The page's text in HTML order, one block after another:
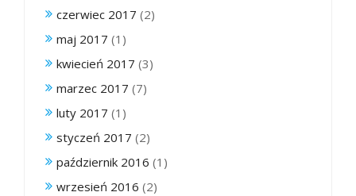
czerwiec 2017 (2)
maj 2017 (1)
kwiecień 2017 (3)
marzec 2017 (7)
luty 2017 (1)
styczeń 2017 (2)
październik 2016 (1)
wrzesień 2016 (2)